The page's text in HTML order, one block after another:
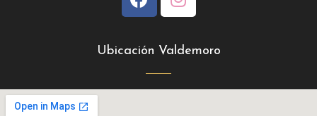
Ubicación Valdemoro